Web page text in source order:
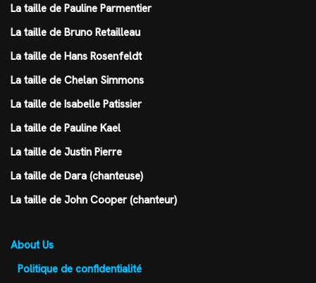
La taille de Pauline Parmentier
La taille de Bruno Retailleau
La taille de Hans Rosenfeldt
La taille de Chelan Simmons
La taille de Isabelle Patissier
La taille de Pauline Kael
La taille de Justin Pierre
La taille de Dara (chanteuse)
La taille de John Cooper (chanteur)
About Us
Politique de confidentialité